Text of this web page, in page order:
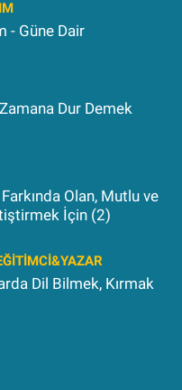
- Güne Dair
Dur Demek
Olan, Mutlu ve
İçin (2)
Dil Bilmek, Kırmak